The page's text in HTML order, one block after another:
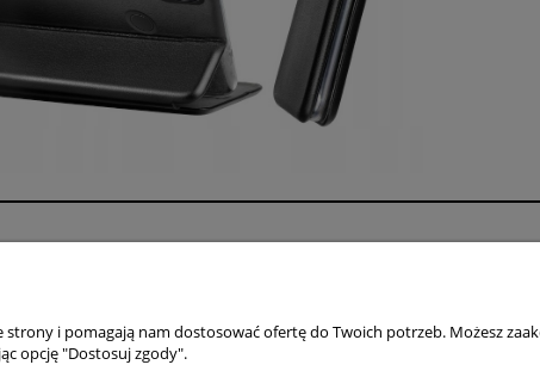
Czas i koszty dostawy
Czas realizacji zamówienia
Jak kupować?
i pomagają nam dostosować ofertę do Twoich potrzeb. Możesz
opcję "Dostosuj zgody".